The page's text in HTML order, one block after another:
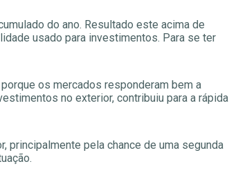
do ano. Resultado este acima de
usado para investimentos. Para se ter
os mercados responderam bem a
no exterior, contribuiu para a rápida
principalmente pela chance de uma segunda